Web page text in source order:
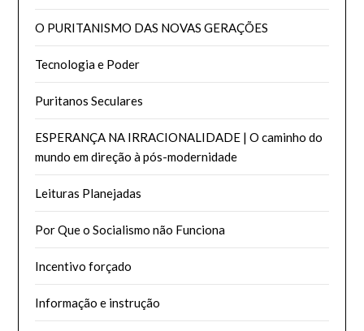
O PURITANISMO DAS NOVAS GERAÇÕES
Tecnologia e Poder
Puritanos Seculares
ESPERANÇA NA IRRACIONALIDADE | O caminho do
mundo em direção à pós-modernidade
Leituras Planejadas
Por Que o Socialismo não Funciona
Incentivo forçado
Informação e instrução